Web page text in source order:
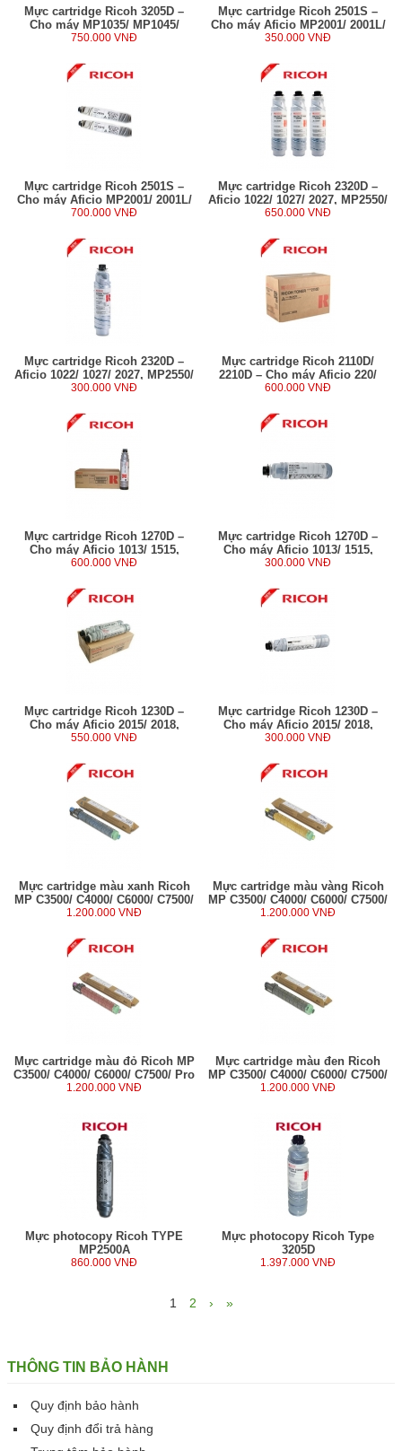
Mực cartridge Ricoh 3205D –
Cho máy MP1035/ MP1045/
MP3205/ MP2035e/ MP2045e
750.000 VNĐ
Mực cartridge Ricoh 2501S –
Cho máy Aficio MP2001/ 2001L/
2001SP/ 2501L/ 2501SP (230g)
350.000 VNĐ
Mực cartridge Ricoh 2501S –
Cho máy Aficio MP2001/ 2001L/
2001SP/ 2501L/ 2501SP (230g)
700.000 VNĐ
Mực cartridge Ricoh 2320D –
Aficio 1022/ 1027/ 2027, MP2550/
3350/ 3352 (360g)
650.000 VNĐ
Mực cartridge Ricoh 2320D –
Aficio 1022/ 1027/ 2027, MP2550/
3350/ 3352 (360g)
300.000 VNĐ
Mực cartridge Ricoh 2110D/
2210D – Cho máy Aficio 220/
270/ AP2700/ 3200 (360g)
600.000 VNĐ
Mực cartridge Ricoh 1270D –
Cho máy Aficio 1013/ 1515,
MP161f/ 171f/ 201spf (230g)
600.000 VNĐ
Mực cartridge Ricoh 1270D –
Cho máy Aficio 1013/ 1515,
MP161F/ 171F/ 201SPF (230g)
300.000 VNĐ
Mực cartridge Ricoh 1230D –
Cho máy Aficio 2015/ 2018,
MP1500/ 1600/ 1900/ 2000 (260g)
550.000 VNĐ
Mực cartridge Ricoh 1230D –
Cho máy Aficio 2015/ 2018,
MP1500/ 1600/ 1900/ 2000 (260g)
300.000 VNĐ
Mực cartridge màu xanh Ricoh
MP C3500/ C4000/ C6000/ C7500/
Pro C651/ C751/ C900 (500g)
1.200.000 VNĐ
Mực cartridge màu vàng Ricoh
MP C3500/ C4000/ C6000/ C7500/
Pro C651/ C751/ C900 (500g)
1.200.000 VNĐ
Mực cartridge màu đỏ Ricoh MP
C3500/ C4000/ C6000/ C7500/ Pro
C651/ C751/ C900 (500g)
1.200.000 VNĐ
Mực cartridge màu đen Ricoh
MP C3500/ C4000/ C6000/ C7500/
Pro C651/ C751/ C900 (500g)
1.200.000 VNĐ
Mực photocopy Ricoh TYPE
MP2500A
860.000 VNĐ
Mực photocopy Ricoh Type
3205D
1.397.000 VNĐ
1 2 › »
THÔNG TIN BẢO HÀNH
Quy định bảo hành
Quy định đổi trả hàng